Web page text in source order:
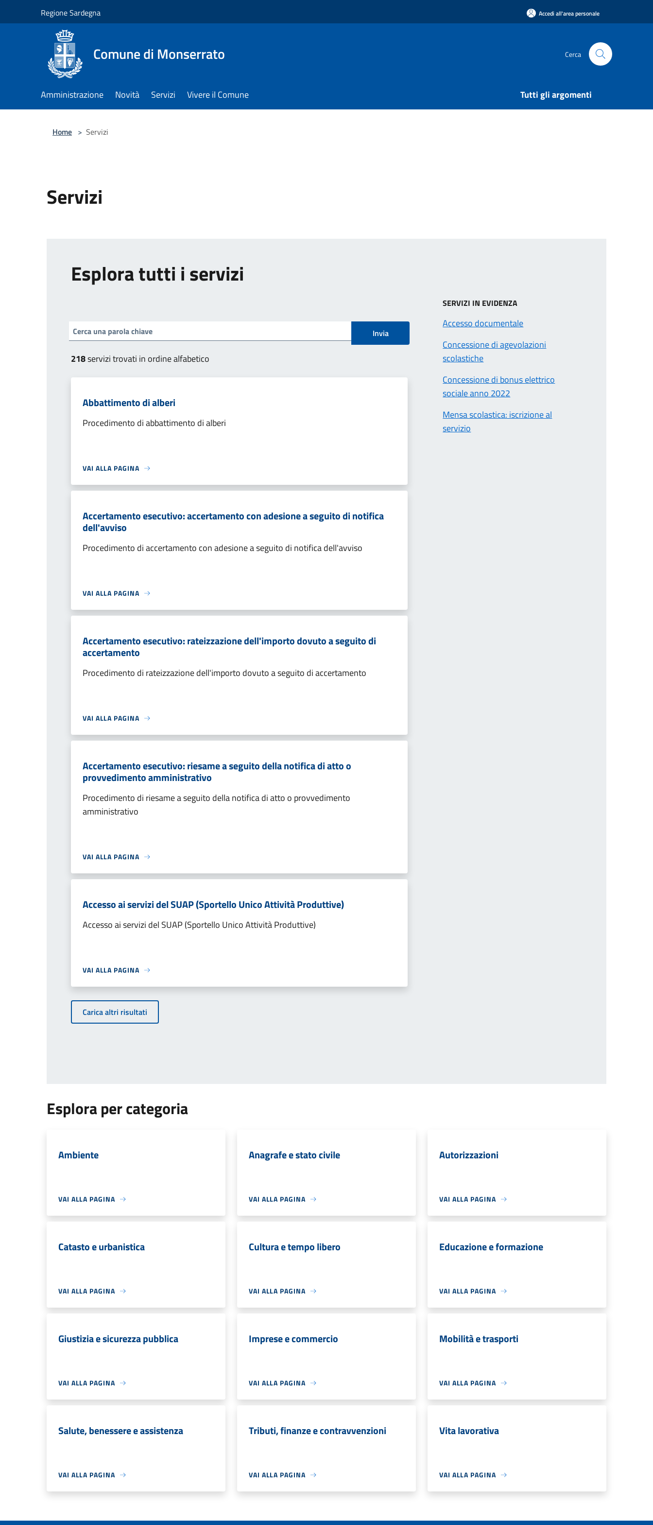
Regione Sardegna Accedi all'area personale
Comune di Monserrato Cerca
Amministrazione Novità Servizi Vivere il Comune Tutti gli argomenti
Home > Servizi
Servizi
Esplora tutti i servizi
Invia
218servizi trovati in ordine alfabetico
Abbattimento di alberi
Procedimento di abbattimento di alberi
VAI ALLA PAGINA
Accertamento esecutivo: accertamento con adesione a seguito di notifica
dell'avviso
Procedimento di accertamento con adesione a seguito di notifica dell'avviso
VAI ALLA PAGINA
Accertamento esecutivo: rateizzazione dell'importo dovuto a seguito di
accertamento
Procedimento di rateizzazione dell'importo dovuto a seguito di accertamento
VAI ALLA PAGINA
Accertamento esecutivo: riesame a seguito della notifica di atto o
provvedimento amministrativo
Procedimento di riesame a seguito della notifica di atto o provvedimento
amministrativo
VAI ALLA PAGINA
Accesso ai servizi del SUAP (Sportello Unico Attività Produttive)
Accesso ai servizi del SUAP (Sportello Unico Attività Produttive)
VAI ALLA PAGINA
Carica altri risultati
SERVIZI IN EVIDENZA
Accesso documentale
Concessione di agevolazioni
scolastiche
Concessione di bonus elettrico
sociale anno 2022
Mensa scolastica: iscrizione al
servizio
Esplora per categoria
Ambiente
VAI ALLA PAGINA
Anagrafe e stato civile
VAI ALLA PAGINA
Autorizzazioni
VAI ALLA PAGINA
Catasto e urbanistica
VAI ALLA PAGINA
Cultura e tempo libero
VAI ALLA PAGINA
Educazione e formazione
VAI ALLA PAGINA
Giustizia e sicurezza pubblica
VAI ALLA PAGINA
Imprese e commercio
VAI ALLA PAGINA
Mobilità e trasporti
VAI ALLA PAGINA
Salute, benessere e assistenza
VAI ALLA PAGINA
Tributi, finanze e contravvenzioni
VAI ALLA PAGINA
Vita lavorativa
VAI ALLA PAGINA